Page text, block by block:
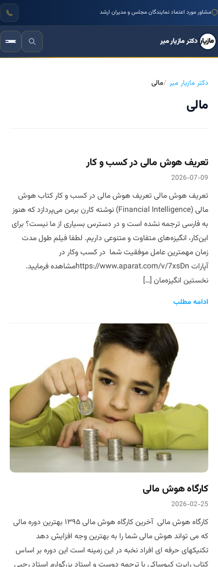
مشاور مورد اعتماد نمایندگان مجلس و مدیران ارشد
دکتر مازیار میر
دکتر مازیار میر مالی
مالی
تعریف هوش مالی در کسب و کار
2026-07-09
تعریف هوش مالی تعریف هوش مالی در کسب و کار کتاب هوش
مالی (Financial Intelligence) نوشته کارن برمن می‌پردازد که هنوز
به فارسی ترجمه نشده است و در دسترس بسیاری از ما نیست؟ برای
این‌کار، انگیزه‌های متفاوت و متنوعی داریم. لطفا فیلم طول مدت
زمان مهمترین عامل موفقیت شما در کسب وکار در
آپارات https://www.aparat.com/v/7xsDnمشاهده فرمایید.
نخستین انگیزه‌مان […]
ادامه مطلب
کارگاه هوش مالی
2026-02-25
کارگاه هوش مالی آخرین کارگاه هوش مالی ۱۳۹۵ بهترین دوره مالی
که می تواند هوش مالی شما را به بهترین وجه افزایش دهد
تکنیکهای حرفه ای افراد نخبه در این زمینه است این دوره بر اساس